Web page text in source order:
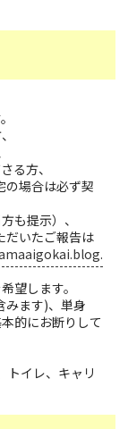
る方、
の場合は必ず契
も提示）、
だいたご報告は
望します。
みます)、単身
的にお断りして
トイレ、キャリ